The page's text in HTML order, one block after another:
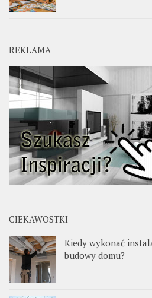
REKLAMA
CIEKAWOSTKI
Kiedy wykonać
budowy domu?